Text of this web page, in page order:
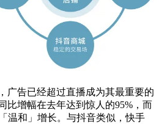
广告已经超过直播成为其最重要的
比增幅在去年达到惊人的95%，而
温和」增长。与抖音类似，快手